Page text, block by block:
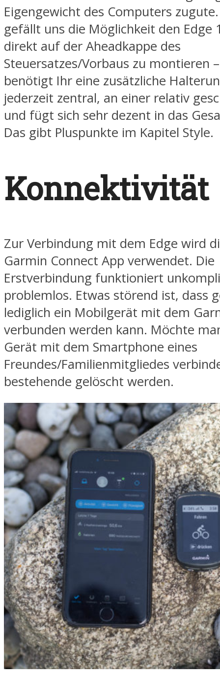
Eigengewicht des Computers
gefällt uns die Möglichkeit den Edge
direkt auf der Aheadkappe des
Steuersatzes/Vorbaus zu montieren
benötigt Ihr eine zusätzliche
jederzeit zentral, an einer relativ
und fügt sich sehr dezent in das
Das gibt Pluspunkte im Kapitel Style.
Konnektivität
Zur Verbindung mit dem Edge wird
Garmin Connect App verwendet. Die
Erstverbindung funktioniert
problemlos. Etwas störend ist, dass
lediglich ein Mobilgerät mit dem
verbunden werden kann. Möchte
Gerät mit dem Smartphone eines
Freundes/Familienmitgliedes
bestehende gelöscht werden.